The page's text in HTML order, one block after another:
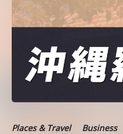
Places & Travel Business